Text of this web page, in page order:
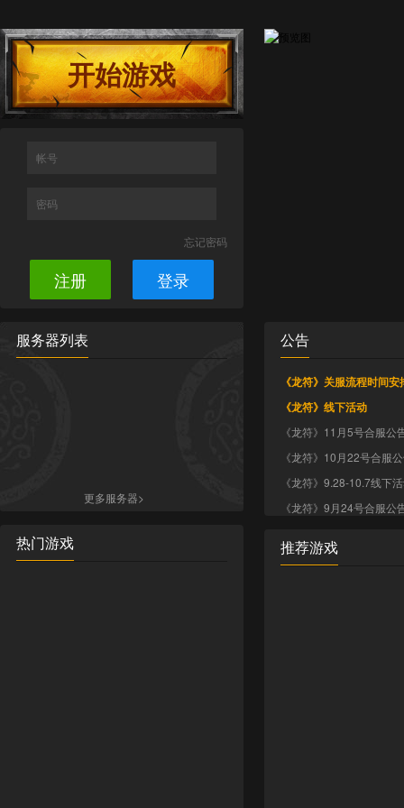
开始游戏
帐号
密码
忘记密码
注册 登录
服务器列表
更多服务器>
热门游戏
公告
《龙符》关服流程时间安
《龙符》线下活动
《龙符》11月5号合服公
《龙符》10月22号合服
《龙符》9.28-10.7线下
《龙符》9月24号合服公
推荐游戏